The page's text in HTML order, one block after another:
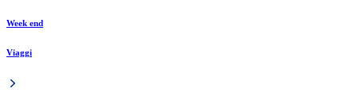
Week end
Viaggi